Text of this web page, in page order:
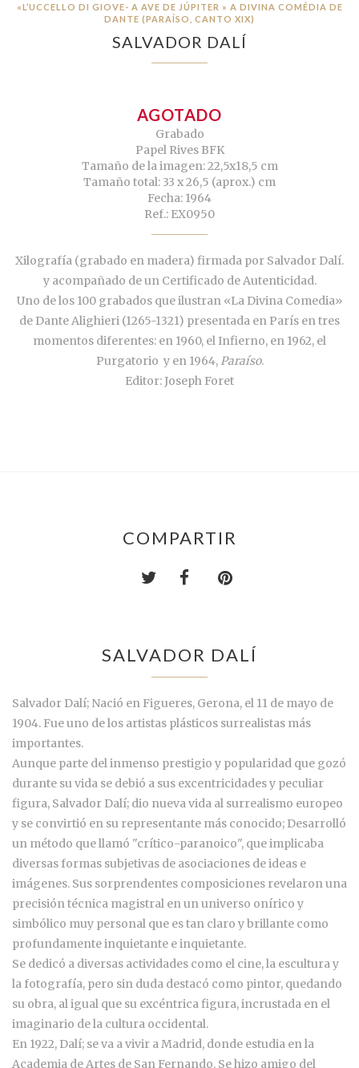
«L’UCCELLO DI GIOVE- A AVE DE JÚPITER » A DIVINA COMÉDIA DE
DANTE (PARAÍSO, CANTO XIX)
SALVADOR DALÍ
AGOTADO
Grabado
Papel Rives BFK
Tamaño de la imagen: 22,5x18,5 cm
Tamaño total: 33 x 26,5 (aprox.) cm
Fecha: 1964
Ref.: EX0950
Xilografía (grabado en madera) firmada por Salvador Dalí.
y acompañado de un Certificado de Autenticidad.
Uno de los 100 grabados que ilustran «La Divina Comedia»
de Dante Alighieri (1265-1321) presentada en París en tres
momentos diferentes: en 1960, el Infierno, en 1962, el
Purgatorio y en 1964,Paraíso.
Editor: Joseph Foret
COMPARTIR
SALVADOR DALÍ
Salvador Dalí; Nació en Figueres, Gerona, el 11 de mayo de
1904. Fue uno de los artistas plásticos surrealistas más
importantes.
Aunque parte del inmenso prestigio y popularidad que gozó
durante su vida se debió a sus excentricidades y peculiar
figura, Salvador Dalí; dio nueva vida al surrealismo europeo
y se convirtió en su representante más conocido; Desarrolló
un método que llamó "crítico-paranoico", que implicaba
diversas formas subjetivas de asociaciones de ideas e
imágenes. Sus sorprendentes composiciones revelaron una
precisión técnica magistral en un universo onírico y
simbólico muy personal que es tan claro y brillante como
profundamente inquietante e inquietante.
Se dedicó a diversas actividades como el cine, la escultura y
la fotografía, pero sin duda destacó como pintor, quedando
su obra, al igual que su excéntrica figura, incrustada en el
imaginario de la cultura occidental.
En 1922, Dalí; se va a vivir a Madrid, donde estudia en la
Academia de Artes de San Fernando. Se hizo amigo del